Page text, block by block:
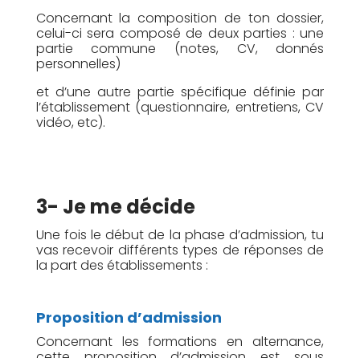
Concernant la composition de ton dossier,
celui-ci sera composé de deux parties : une
partie commune (notes, CV, donnés
personnelles)
et d’une autre partie spécifique définie par
l’établissement (questionnaire, entretiens, CV
vidéo, etc).
3- Je me décide
Une fois le début de la phase d’admission, tu
vas recevoir différents types de réponses de
la part des établissements :
Proposition d’admission
Concernant les formations en alternance,